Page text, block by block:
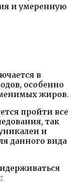
и умеренную
в
особенно
жиров.
пройти все
так
и
данного вида